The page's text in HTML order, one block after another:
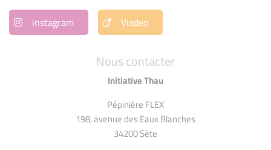
Nous contacter
Initiative Thau
Pépinière FLEX
198, avenue des Eaux Blanches
34200 Sète
instagram Viadeo